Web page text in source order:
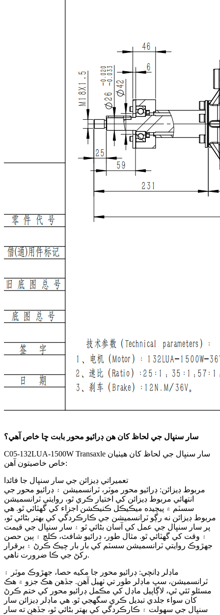
سار سنڀال جي لحاظ کان هن ڊرائيو محور بابت ڇا خاص آهي؟
C05-132LUA-1500W Transaxle سار سنڀال جي لحاظ کان هيٺيان
خاص خاصيتون آهن:
تعميراتي ڊيزائن جي سار سنڀال جا فائدا
مربوط ڊيزائن: ڊرائيو محور موٽر، ٽرانسميشن ۽ ڊرائيو محور جي
انتهائي مربوط ڊيزائن کي اختيار ڪري ٿو، روايتي ٽرانسميشن
سسٽم ۾ پيچيده ميڪيڪل ڪنيڪشن اجزاء کي گھٽائي ٿو. هي
مربوط ڊيزائن نه رڳو ٽرانسميشن جي ڪارڪردگي کي بهتر بڻائي ٿو،
پر سار سنڀال جي عمل کي آسان بڻائي ٿو ۽ سار سنڀال جي قيمت
۽ وقت کي گھٽائي ٿو. مثال طور، ڊرائيو شافٽ، ڪلچ ۽ ٻين حصن
جهڙوڪ روايتي ٽرانسميشن سسٽم کي بار بار چيڪ ڪرڻ ۽ برقرار
رکڻ جي ڪا ضرورت ناهي.
ماڊلر ڍانچي: ڊرائيو محور جا مکيه حصا، جهڙوڪ موٽر ۽
ٽرانسميشن، سڀ ماڊلر طور تي ٺهيل آهن. جڏهن هڪ جزو ۾ هڪ
مسئلو ٿئي ٿي، لاڳاپيل ماڊل کي مڪمل ڊرائيو محور کي ختم ڪرڻ
کان سواء جلدي تبديل ڪري سگهجي ٿو. هي ماڊلر ڊيزائن سار
سنڀال جي سهولت ۽ ڪارڪردگي کي بهتر بڻائي ٿو، جڏهن ته سار